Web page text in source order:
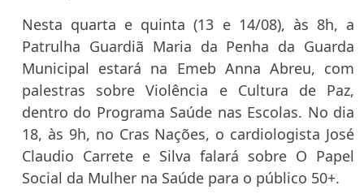
Nesta quarta e quinta (13 e 14/08), às 8h, a
Patrulha Guardiã Maria da Penha da Guarda
Municipal estará na Emeb Anna Abreu, com
palestras sobre Violência e Cultura de Paz,
dentro do Programa Saúde nas Escolas. No dia
18, às 9h, no Cras Nações, o cardiologista José
Claudio Carrete e Silva falará sobre O Papel
Social da Mulher na Saúde para o público 50+.